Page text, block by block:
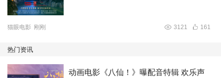
猫眼电影 刚刚 3121 161
热门资讯
动画电影《八仙！》曝配音特辑 欢乐声